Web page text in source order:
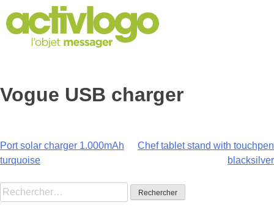
to
content
Vogue USB charger
Navigation
de
l’article
Port solar charger 1.000mAh
turquoise
Chef tablet stand with touchpen
blacksilver
Rechercher :